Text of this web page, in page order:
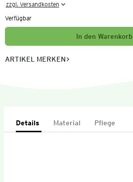
zzgl. Versandkosten
Verfügbar
In den Warenkorb
ARTIKEL MERKEN
Details Material Pflege